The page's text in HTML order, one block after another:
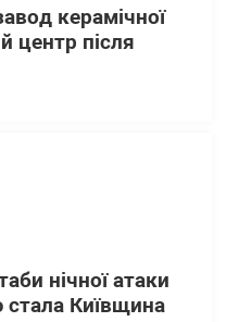
керамічної
центр після
нічної атаки
Київщина